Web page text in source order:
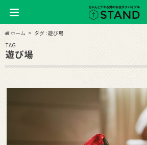
ホーム
タグ : 遊び場
TAG
遊び場